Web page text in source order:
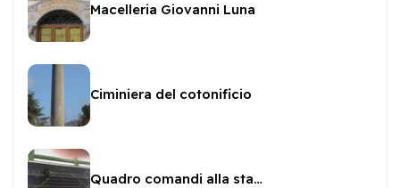
Macelleria Giovanni Luna
Ciminiera del cotonificio
Quadro comandi alla stazione